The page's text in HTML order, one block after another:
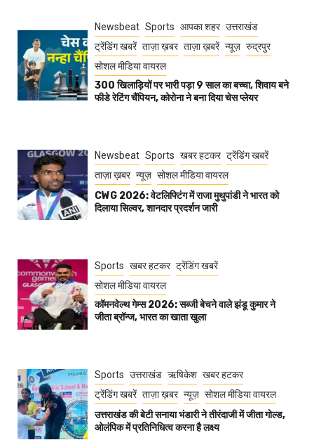
Newsbeat Sports आपका शहर उत्तराखंड
ट्रेंडिंग खबरें ताज़ा ख़बर ताज़ा ख़बरें न्यूज़ रुद्रपुर
सोशल मीडिया वायरल
300 खिलाड़ियों पर भारी पड़ा 9 साल का बच्चा, शिवाय बने
फीडे रेटिंग चैंपियन, कोरोना ने बना दिया चेस प्लेयर
Newsbeat Sports खबर हटकर ट्रेंडिंग खबरें
ताज़ा ख़बर न्यूज़ सोशल मीडिया वायरल
CWG 2026: वेटलिफ्टिंग में राजा मुथुपांडी ने भारत को
दिलाया सिल्वर, शानदार प्रदर्शन जारी
Sports खबर हटकर ट्रेंडिंग खबरें
सोशल मीडिया वायरल
कॉमनवेल्थ गेम्स 2026: सब्जी बेचने वाले झंडू कुमार ने
जीता ब्रॉन्ज, भारत का खाता खुला
Sports उत्तराखंड ऋषिकेश खबर हटकर
ट्रेंडिंग खबरें ताज़ा ख़बर न्यूज़ सोशल मीडिया वायरल
उत्तराखंड की बेटी सनाया भंडारी ने तीरंदाजी में जीता गोल्ड,
ओलंपिक में प्रतिनिधित्व करना है लक्ष्य